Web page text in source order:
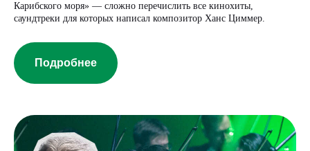
Карибского моря» — сложно перечислить все кинохиты,
саундтреки для которых написал композитор Ханс Циммер.
Подробнее